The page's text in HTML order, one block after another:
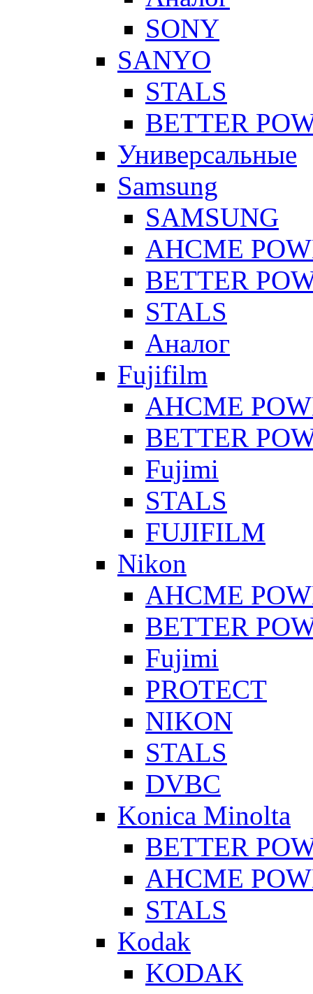
SONY
SANYO
STALS
BETTER
Универсальные
Samsung
SAMSUNG
AHCME
BETTER
STALS
Аналог
Fujifilm
AHCME
BETTER
Fujimi
STALS
FUJIFILM
Nikon
AHCME
BETTER
Fujimi
PROTECT
NIKON
STALS
DVBC
Konica Minolta
BETTER
AHCME
STALS
Kodak
KODAK